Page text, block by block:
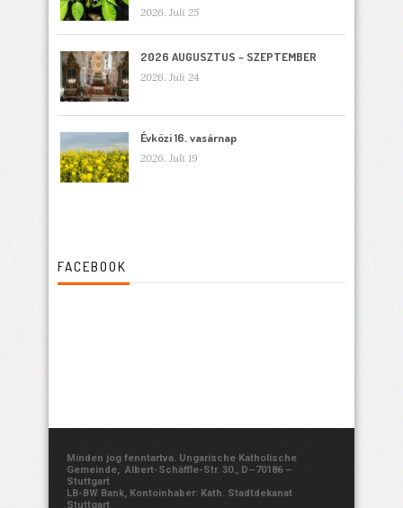
2026. Juli 25
2026 AUGUSZTUS – SZEPTEMBER
2026. Juli 24
Évközi 16. vasárnap
2026. Juli 19
FACEBOOK
Minden jog fenntartva. Ungarische Katholische
Gemeinde, Albert-Schäffle-Str. 30., D–70186 –
Stuttgart
LB-BW Bank, Kontoinhaber: Kath. Stadtdekanat
Stuttgart